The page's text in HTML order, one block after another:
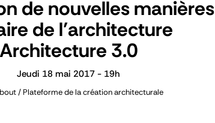
de nouvelles manières
de l’architecture
Architecture 3.0
Jeudi 18 mai 2017 - 19h
/ Plateforme de la création architecturale